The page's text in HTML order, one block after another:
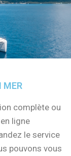
MER
complète ou
ligne
le service
pouvons vous